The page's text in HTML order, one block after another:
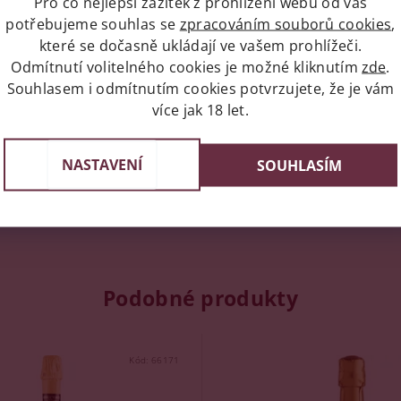
příspěvek k této položce.
uživatelé mohou vkládat příspěvky. Prosím přihlaste se
Podobné produkty
Kód: 66171
potřebujeme souhlas se zpracováním souborů cookies,
které se dočasně ukládají ve vašem prohlížeči.
Odmítnutí volitelného cookies je možné kliknutímzde.
Souhlasem i odmítnutím cookies potvrzujete, že je vám
více jak 18 let.
NASTAVENÍ SOUHLASÍM